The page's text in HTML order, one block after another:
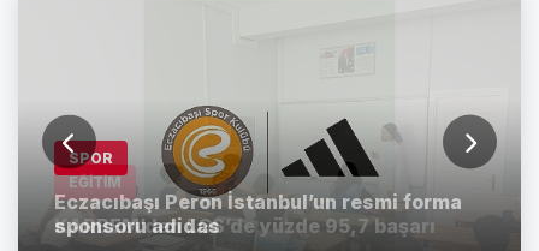
EĞİTİM
KARBEM’den LGS’de yüzde 95,7 başarı